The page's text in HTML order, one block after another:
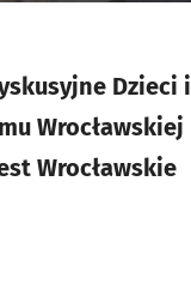
Dzieci i
Wrocławskiej
Wrocławskie